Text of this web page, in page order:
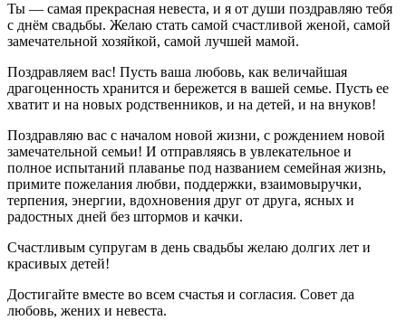
Ты — самая прекрасная невеста, и я от души поздравляю тебя
с днём свадьбы. Желаю стать самой счастливой женой, самой
замечательной хозяйкой, самой лучшей мамой.
Поздравляем вас! Пусть ваша любовь, как величайшая
драгоценность хранится и бережется в вашей семье. Пусть ее
хватит и на новых родственников, и на детей, и на внуков!
Поздравляю вас с началом новой жизни, с рождением новой
замечательной семьи! И отправляясь в увлекательное и
полное испытаний плаванье под названием семейная жизнь,
примите пожелания любви, поддержки, взаимовыручки,
терпения, энергии, вдохновения друг от друга, ясных и
радостных дней без штормов и качки.
Счастливым супругам в день свадьбы желаю долгих лет и
красивых детей!
Достигайте вместе во всем счастья и согласия. Совет да
любовь, жених и невеста.